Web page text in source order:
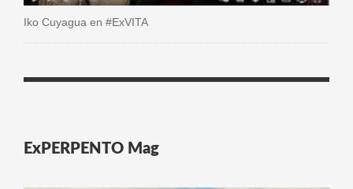
Iko Cuyagua en #ExVITA
ExPERPENTO Mag